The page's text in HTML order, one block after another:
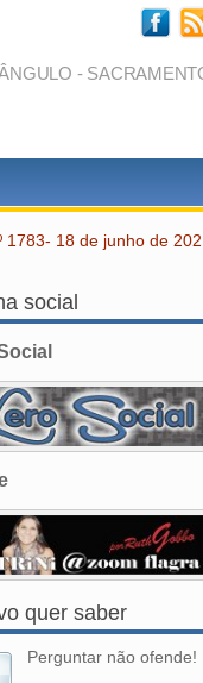
-
1783- 18 de junho de
social
quer saber
Perguntar não ofende!